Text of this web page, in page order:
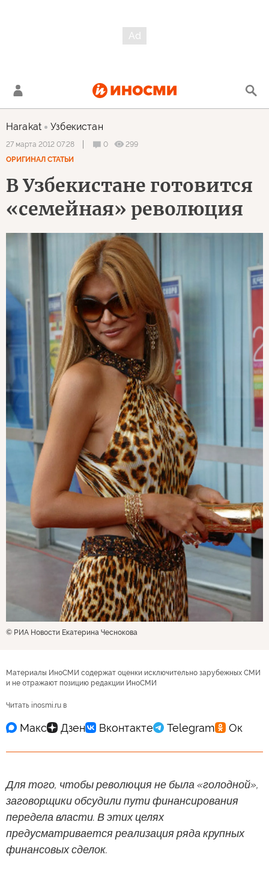
Harakat Узбекистан
27 марта 2012 07:28 0
299
ОРИГИНАЛ СТАТЬИ
В Узбекистане готовится
«семейная» революция
© РИА Новости Екатерина Чеснокова
Материалы ИноСМИ содержат оценки исключительно зарубежных СМИ
и не отражают позицию редакции ИноСМИ
Читать inosmi.ru в
Для того, чтобы революция не была «голодной»,
заговорщики обсудили пути финансирования
передела власти. В этих целях
предусматривается реализация ряда крупных
финансовых сделок.